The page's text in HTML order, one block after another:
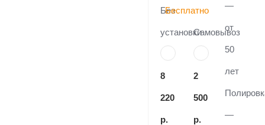
Без
установки
8
220
р.
Бесплатно
Самовывоз
2
500
р.
—
от
50
лет
—